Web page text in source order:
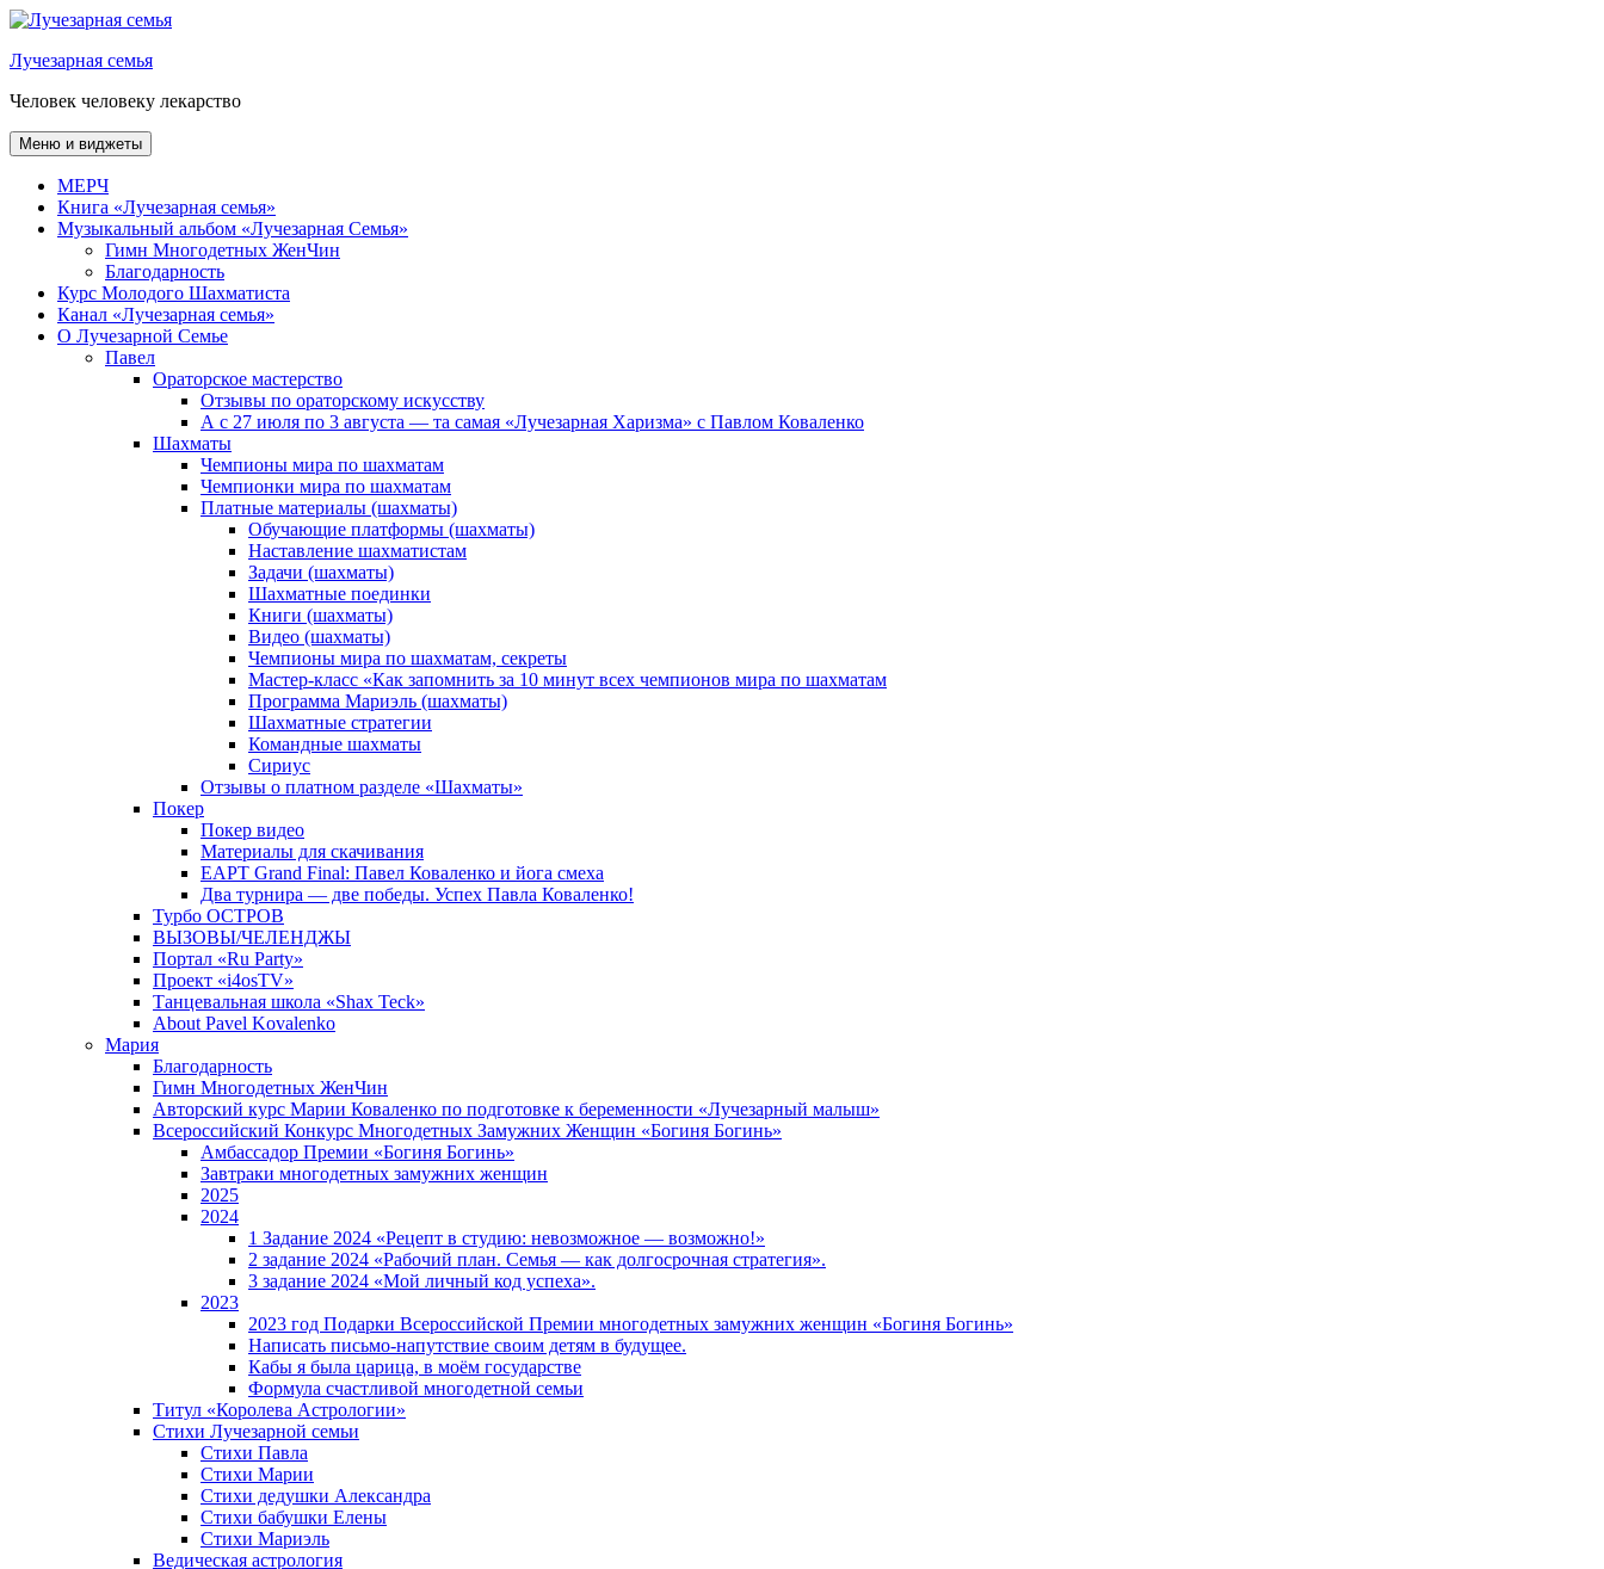
Перейти
содержимому
Лучезарная семья
Человек человеку лекарство
Меню и виджеты
МЕРЧ
Книга «Лучезарная семья»
Музыкальный альбом «Лучезарная Семья»
Гимн Многодетных ЖенЧин
Благодарность
Курс Молодого Шахматиста
Канал «Лучезарная семья»
О Лучезарной Семье
Павел
Ораторское мастерство
Отзывы по ораторскому искусству
А с 27 июля по 3 августа — та самая «Лучезарная Харизма» с Павлом Коваленко
Шахматы
Чемпионы мира по шахматам
Чемпионки мира по шахматам
Платные материалы (шахматы)
Обучающие платформы (шахматы)
Наставление шахматистам
Задачи (шахматы)
Шахматные поединки
Книги (шахматы)
Видео (шахматы)
Чемпионы мира по шахматам, секреты
Мастер-класс «Как запомнить за 10 минут всех чемпионов мира по шахматам
Программа Мариэль (шахматы)
Шахматные стратегии
Командные шахматы
Сириус
Отзывы о платном разделе «Шахматы»
Покер
Покер видео
Материалы для скачивания
EAPT Grand Final: Павел Коваленко и йога смеха
Два турнира — две победы. Успех Павла Коваленко!
Турбо ОСТРОВ
ВЫЗОВЫ/ЧЕЛЕНДЖЫ
Портал «Ru Party»
Проект «i4osTV»
Танцевальная школа «Shax Teck»
About Pavel Kovalenko
Мария
Благодарность
Гимн Многодетных ЖенЧин
Авторский курс Марии Коваленко по подготовке к беременности «Лучезарный малыш»
Всероссийский Конкурс Многодетных Замужних Женщин «Богиня Богинь»
Амбассадор Премии «Богиня Богинь»
Завтраки многодетных замужних женщин
2025
2024
1 Задание 2024 «Рецепт в студию: невозможное — возможно!»
2 задание 2024 «Рабочий план. Семья — как долгосрочная стратегия».
3 задание 2024 «Мой личный код успеха».
2023
2023 год Подарки Всероссийской Премии многодетных замужних женщин «Богиня Богинь»
Написать письмо-напутствие своим детям в будущее.
Кабы я была царица, в моëм государстве
Формула счастливой многодетной семьи
Титул «Королева Астрологии»
Стихи Лучезарной семьи
Стихи Павла
Стихи Марии
Стихи дедушки Александра
Стихи бабушки Елены
Стихи Мариэль
Ведическая астрология